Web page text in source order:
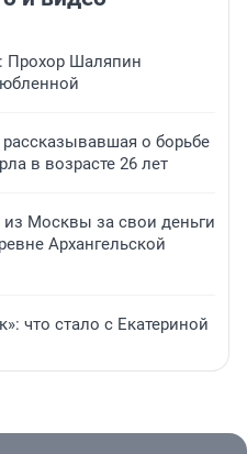
Прохор Шаляпин
рассказывавшая о борьбе
в возрасте 26 лет
из Москвы за свои деньги
Архангельской
что стало с Екатериной